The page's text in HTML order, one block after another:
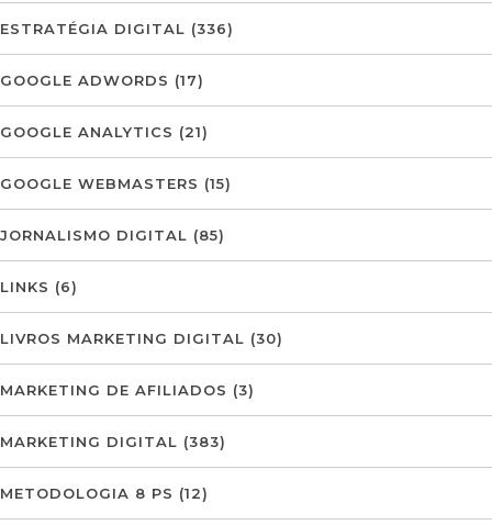
ESTRATÉGIA DIGITAL (336)
GOOGLE ADWORDS (17)
GOOGLE ANALYTICS (21)
GOOGLE WEBMASTERS (15)
JORNALISMO DIGITAL (85)
LINKS (6)
LIVROS MARKETING DIGITAL (30)
MARKETING DE AFILIADOS (3)
MARKETING DIGITAL (383)
METODOLOGIA 8 PS (12)